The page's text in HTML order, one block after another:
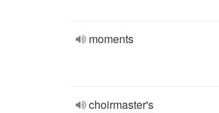
moments
choirmaster's